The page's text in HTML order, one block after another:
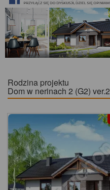
Rodzina projektu
Dom w nerinach 2 (G2) ver.2